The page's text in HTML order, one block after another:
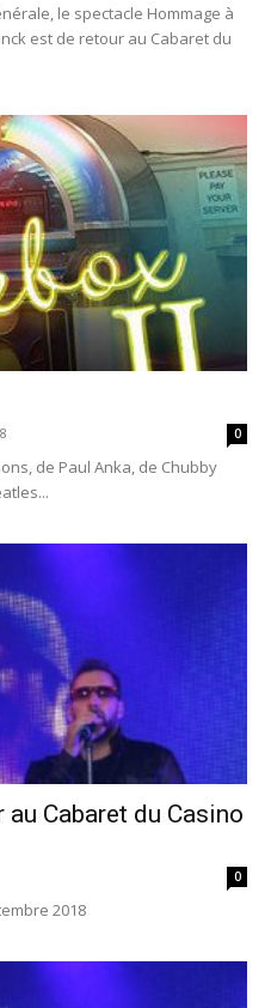
le spectacle Hommage à
est de retour au Cabaret du
0
de Paul Anka, de Chubby
Cabaret du Casino
0
2018